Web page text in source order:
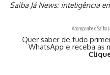
Saiba Já News: inteligência
Acompanhe o Saiba
Quer saber de tudo
WhatsApp e receba as